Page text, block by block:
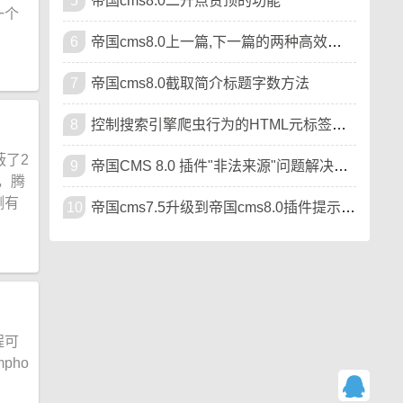
个
了2
腾
有
可
6 帝国cms8.0上一篇,下一篇的两种高效写法可扩展样式
7 帝国cms8.0截取简介标题字数方法
8 控制搜索引擎爬虫行为的HTML元标签（meta标签）
9 帝国CMS 8.0 插件"非法来源"问题解决教程
10 帝国cms7.5升级到帝国cms8.0插件提示"非法来源"的方法